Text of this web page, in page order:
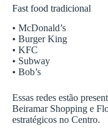
Fast food tradicional
• McDonald’s
• Burger King
• KFC
• Subway
• Bob’s
Essas redes estão
Beiramar Shopping e
estratégicos no Centro.